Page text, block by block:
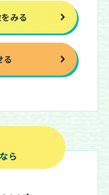
みる
る
なら